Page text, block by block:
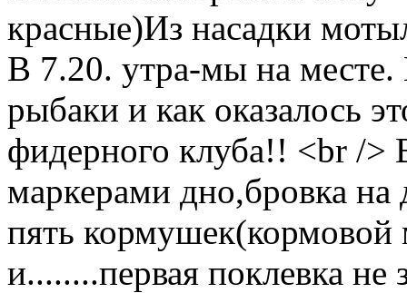
красные)Из насадки
В 7.20. утра-мы на
рыбаки и как оказалось
фидерного клуба!! <br /
маркерами дно,бровка
пять
и........первая поклевка не